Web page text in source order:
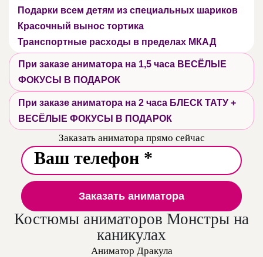
Подарки всем детям из специальных шариков
Красочный вынос тортика
Транспортные расходы в пределах МКАД
При заказе аниматора на 1,5 часа ВЕСЁЛЫЕ
ФОКУСЫ В ПОДАРОК
При заказе аниматора на 2 часа БЛЕСК ТАТУ +
ВЕСЁЛЫЕ ФОКУСЫ В ПОДАРОК
Заказать аниматора прямо сейчас
Заказать аниматора
Костюмы аниматоров Монстры на
каникулах
Аниматор Дракула